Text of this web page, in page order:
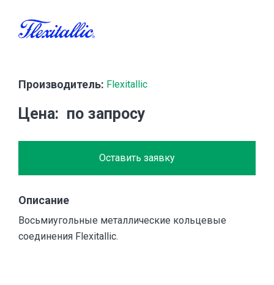
Производитель: Flexitallic
Цена по запросу
Оставить заявку
Описание
Восьмиугольные металлические кольцевые
соединения Flexitallic.